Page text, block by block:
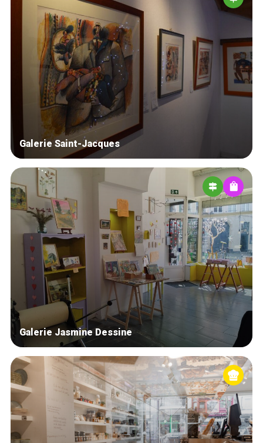
Accueil
Bonnes adresses
Quartiers
Blog
Tops 10
Artisans
A propos
Galerie Saint-Jacques
Galerie Jasmine Dessine